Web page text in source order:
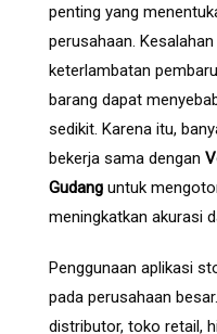
penting yang
perusahaan.
keterlambatan
barang dapat
sedikit. Karena itu,
bekerja sama dengan
Gudang untuk
meningkatkan akurasi
Penggunaan aplikasi
pada perusahaan
distributor, toko retail,